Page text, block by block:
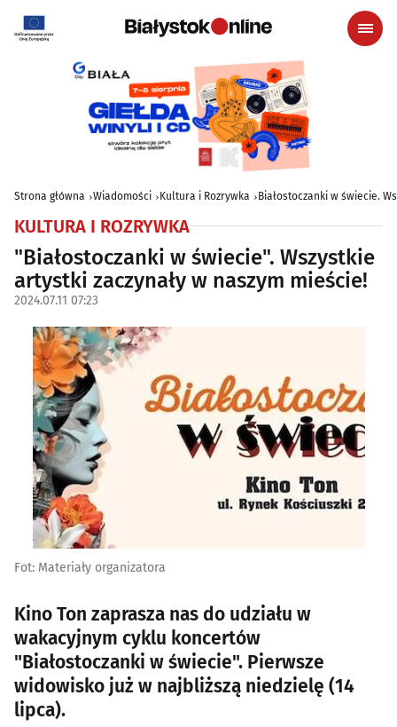
Strona główna Wiadomości Kultura i Rozrywka Białostoczanki w świecie.
KULTURA I ROZRYWKA
"Białostoczanki w świecie". Wszystkie
artystki zaczynały w naszym mieście!
2024.07.11 07:23
Fot: Materiały organizatora
Kino Ton zaprasza nas do udziału w
wakacyjnym cyklu koncertów
"Białostoczanki w świecie". Pierwsze
widowisko już w najbliższą niedzielę (14
lipca).